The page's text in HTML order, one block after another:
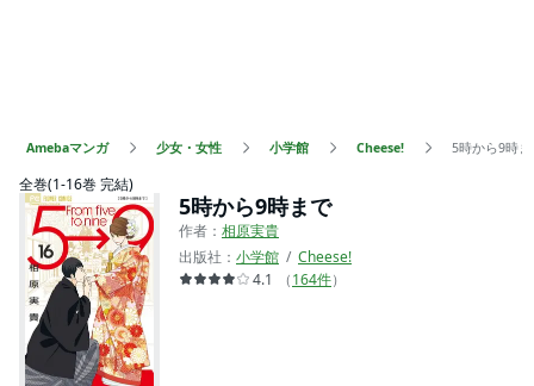
Amebaマンガ 少女・女性 小学館 Cheese! 5時から9時
全巻(1-16巻 完結)
5時から9時まで
作者： 相原実貴
出版社： 小学館
Cheese!
4.1
（164件）